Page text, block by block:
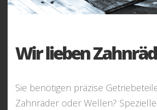
Wir lieben
Sie benötigen präzise
Zahnräder oder Wellen? Spezielle